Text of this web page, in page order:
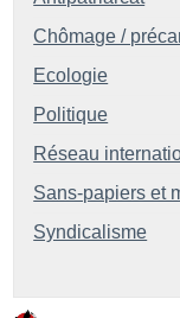
Chômage /
Ecologie
Politique
Réseau
Sans-papiers et
Syndicalisme